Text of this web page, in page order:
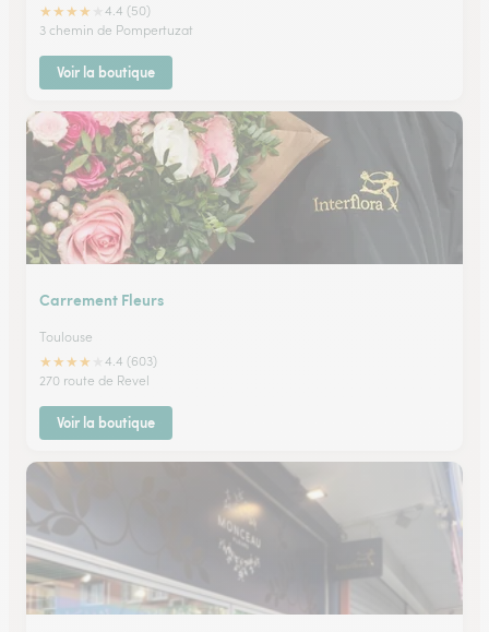
★★★★
4.4 (50)
3 chemin de Pompertuzat
Voir la boutique
Carrement Fleurs
Toulouse
★★★★
4.4 (603)
270 route de Revel
Voir la boutique